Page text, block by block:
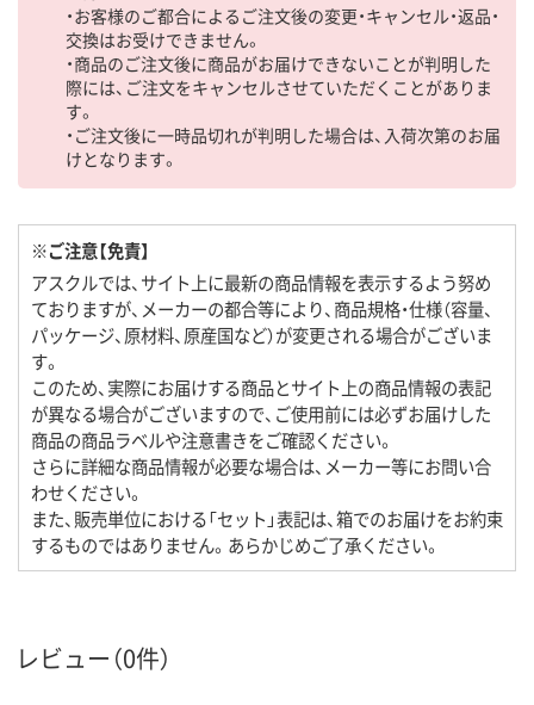
・お客様のご都合によるご注文後の変更・キャンセル・返品・
交換はお受けできません。
・商品のご注文後に商品がお届けできないことが判明した
際には、ご注文をキャンセルさせていただくことがありま
す。
・ご注文後に一時品切れが判明した場合は、入荷次第のお届
けとなります。
※ご注意【免責】
アスクルでは、サイト上に最新の商品情報を表示するよう努め
ておりますが、メーカーの都合等により、商品規格・仕様（容量、
パッケージ、原材料、原産国など）が変更される場合がございま
す。
このため、実際にお届けする商品とサイト上の商品情報の表記
が異なる場合がございますので、ご使用前には必ずお届けした
商品の商品ラベルや注意書きをご確認ください。
さらに詳細な商品情報が必要な場合は、メーカー等にお問い合
わせください。
また、販売単位における「セット」表記は、箱でのお届けをお約束
するものではありません。あらかじめご了承ください。
レビュー（0件）